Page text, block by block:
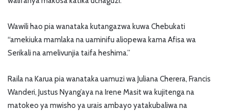
Wawili hao pia wanataka kutangazwa kuwa Chebukati
“amekiuka mamlaka na uaminifu aliopewa kama Afisa wa
Serikali na amelivunjia taifa heshima.”
Raila na Karua pia wanataka uamuzi wa Juliana Cherera, Francis
Wanderi, Justus Nyang’aya na Irene Masit wa kujitenga na
matokeo ya mwisho ya urais ambayo yatakubaliwa na